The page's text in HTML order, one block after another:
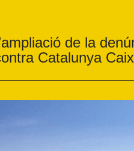
de la
Catalunya